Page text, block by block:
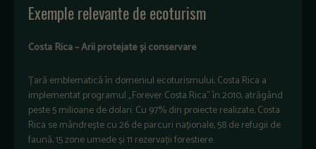
Exemple relevante de ecoturism
Costa Rica – Arii protejate și conservare
Țară emblematică în domeniul ecoturismului, Costa Rica a
implementat programul „Forever Costa Rica” în 2010, atrăgând
peste 5 milioane de dolari. Cu 97% din proiecte realizate, Costa
Rica se mândrește cu 26 de parcuri naționale, 58 de refugii de
faună, 15 zone umede și 11 rezervații forestiere.